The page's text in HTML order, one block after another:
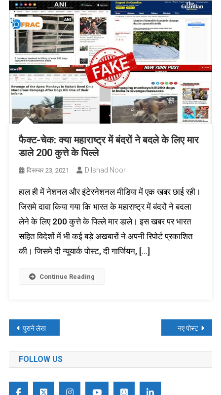
फैक्ट-चेक: क्या महाराष्ट्र में बंदरों ने बदले के लिए मार
डाले 200 कुत्ते के पिल्ले
दिसम्बर 23, 2021 Dilshad Noor
हाल ही में नेशनल और इंटेरनेशनल मीडिया में एक खबर छाई रही।
जिसमे दावा किया गया कि भारत के महाराष्ट्र में बंदरों ने बदला
लेने के लिए 200 कुत्ते के पिल्ले मार डाले। इस खबर पर भारत
सहित विदेशों में भी कई बड़े अखबारों ने अपनी रिपोर्ट प्रकाशित
की। जिसमे दी न्यूयार्क पोस्ट, दी गार्जियन, […]
Continue Reading
पोस्ट्स
नेविगेशन
पुराने लेख नए पोस्ट
FOLLOW US